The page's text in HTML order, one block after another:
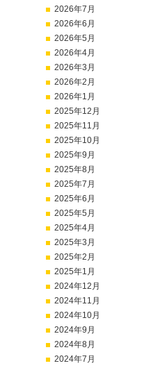
2026年7月
2026年6月
2026年5月
2026年4月
2026年3月
2026年2月
2026年1月
2025年12月
2025年11月
2025年10月
2025年9月
2025年8月
2025年7月
2025年6月
2025年5月
2025年4月
2025年3月
2025年2月
2025年1月
2024年12月
2024年11月
2024年10月
2024年9月
2024年8月
2024年7月